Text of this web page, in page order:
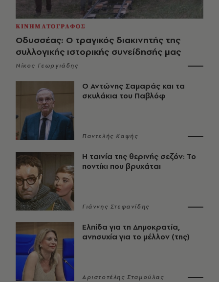
ΚΙΝΗΜΑΤΟΓΡΑΦΟΣ
Οδυσσέας: Ο τραγικός διακινητής της
συλλογικής ιστορικής συνείδησής μας
Νίκος Γεωργιάδης
Ο Αντώνης Σαμαράς και τα
σκυλάκια του Παβλόφ
Παντελής Καψής
Η ταινία της θερινής σεζόν: Το
ποντίκι που βρυχάται
Γιάννης Στεφανίδης
Ελπίδα για τη Δημοκρατία,
ανησυχία για το μέλλον (της)
Αριστοτέλης Σταμούλας